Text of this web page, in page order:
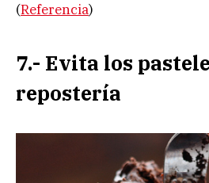
(Referencia)
7.- Evita los
repostería